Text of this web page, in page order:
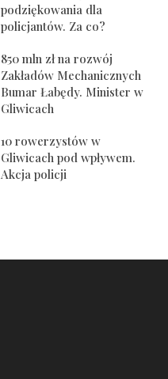
podziękowania dla
policjantów. Za co?
850 mln zł na rozwój
Zakładów Mechanicznych
Bumar Łabędy. Minister w
Gliwicach
10 rowerzystów w
Gliwicach pod wpływem.
Akcja policji